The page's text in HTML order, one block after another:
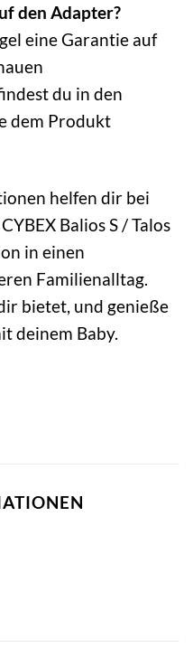
den Adapter?
eine Garantie auf
du in den
dem Produkt
helfen dir bei
Balios S / Talos
in einen
Familienalltag.
bietet, und genieße
deinem Baby.